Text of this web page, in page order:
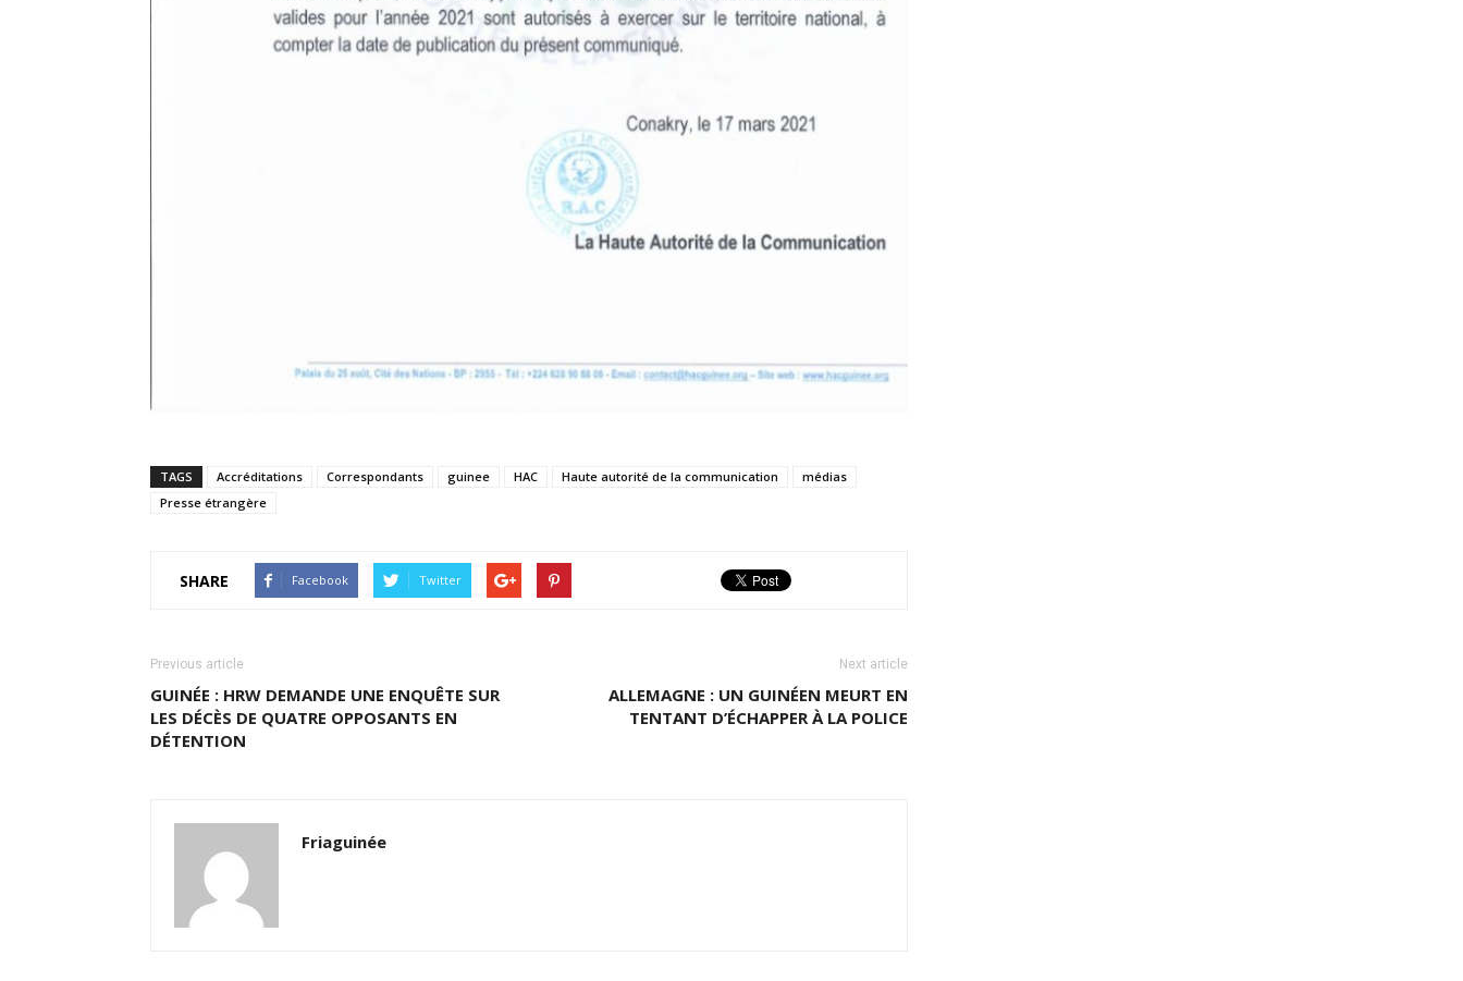
TAGS Accréditations Correspondants guinee HAC Haute autorité de la communication
médias
Presse étrangère
SHARE Facebook Twitter
Previous article
GUINÉE : HRW DEMANDE UNE ENQUÊTE SUR
LES DÉCÈS DE QUATRE OPPOSANTS EN
DÉTENTION
Next article
ALLEMAGNE : UN GUINÉEN MEURT EN
TENTANT D’ÉCHAPPER À LA POLICE
Friaguinée